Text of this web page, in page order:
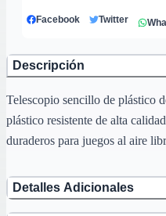
Facebook Twitter
Descripción
Telescopio sencillo de plástico
plástico resistente de alta
duraderos para juegos al aire
Detalles Adicionales